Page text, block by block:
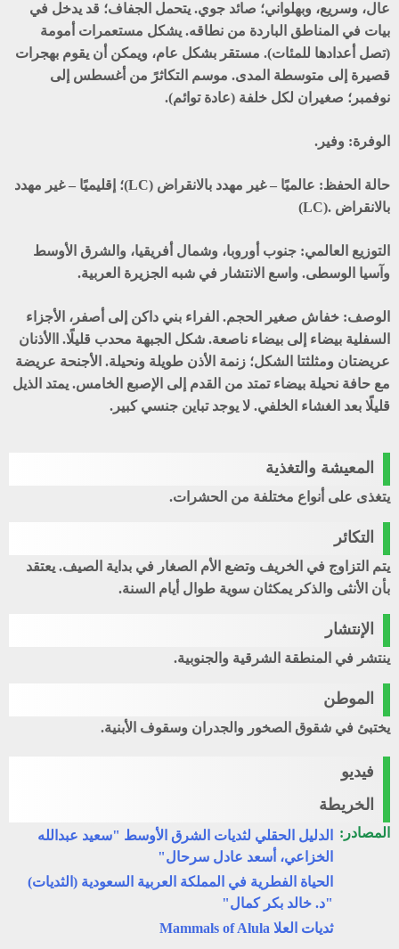
عال، وسريع، وبهلواني؛ صائد جوي. يتحمل الجفاف؛ قد يدخل في
بيات في المناطق الباردة من نطاقه. يشكل مستعمرات أمومة
(تصل أعدادها للمئات). مستقر بشكل عام، ويمكن أن يقوم بهجرات
قصيرة إلى متوسطة المدى. موسم التكاثرً من أغسطس إلى
نوفمبر؛ صغيران لكل خلفة (عادة توائم).
الوفرة: وفير.
حالة الحفظ:
عالميًا – غير مهدد بالانقراض (LC)؛ إقليميًا – غير مهدد
بالانقراض .(LC)
التوزيع العالمي: جنوب أوروبا، وشمال أفريقيا، والشرق الأوسط
وآسيا الوسطى. واسع الانتشار في شبه الجزيرة العربية.
الوصف: خفاش صغير الحجم. الفراء بني داكن إلى أصفر، الأجزاء
السفلية بيضاء إلى بيضاء ناصعة. شكل الجبهة محدب قليلًا. االأذنان
عريضتان ومثلثتا الشكل؛ زنمة الأذن طويلة ونحيلة. الأجنحة عريضة
مع حافة نحيلة بيضاء تمتد من القدم إلى الإصبع الخامس. يمتد الذيل
قليلًا بعد الغشاء الخلفي. لا يوجد تباين جنسي كبير.
المعيشة والتغذية
يتغذى على أنواع مختلفة من الحشرات.
التكائر
يتم التزاوج في الخريف وتضع الأم الصغار في بداية الصيف. يعتقد
بأن الأنثى والذكر يمكثان سوية طوال أيام السنة.
الإنتشار
ينتشر في المنطقة الشرقية والجنوبية.
الموطن
يختبئ في شقوق الصخور والجدران وسقوف الأبنية.
فيديو
الخريطة
المصادر:
الدليل الحقلي لثديات الشرق الأوسط "سعيد عبدالله
الخزاعي، أسعد عادل سرحال"
الحياة الفطرية في المملكة العربية السعودية (الثديات)
"د. خالد بكر كمال"
ثديات العلا Mammals of Alula